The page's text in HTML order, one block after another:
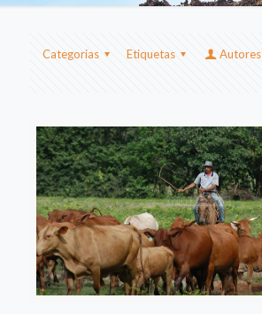
Categorias Etiquetas
Autores